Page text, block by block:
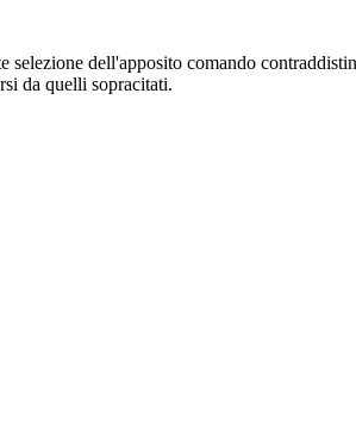
dell'apposito comando
da quelli sopracitati.